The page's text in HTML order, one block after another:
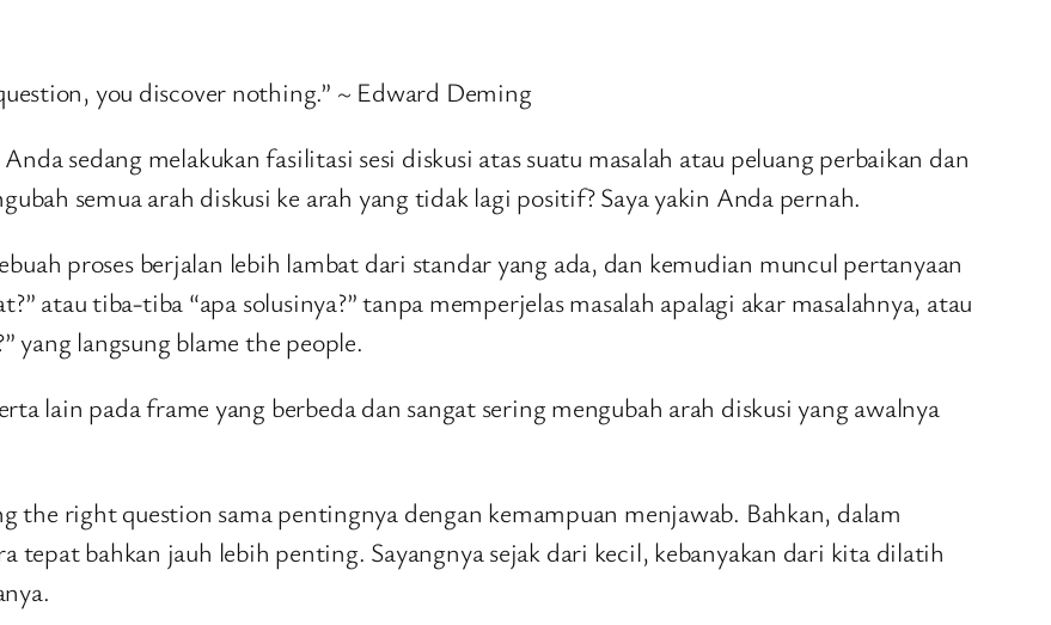
you discover nothing.” ~ Edward Deming
sedang melakukan fasilitasi sesi diskusi atas suatu masalah atau peluang perbaikan dan
semua arah diskusi ke arah yang tidak lagi positif? Saya yakin Anda pernah.
proses berjalan lebih lambat dari standar yang ada, dan kemudian muncul pertanyaan
atau tiba-tiba “apa solusinya?” tanpa memperjelas masalah apalagi akar masalahnya, atau
yang langsung blame the people.
lain pada frame yang berbeda dan sangat sering mengubah arah diskusi yang awalnya
the right question sama pentingnya dengan kemampuan menjawab. Bahkan, dalam
tepat bahkan jauh lebih penting. Sayangnya sejak dari kecil, kebanyakan dari kita dilatih